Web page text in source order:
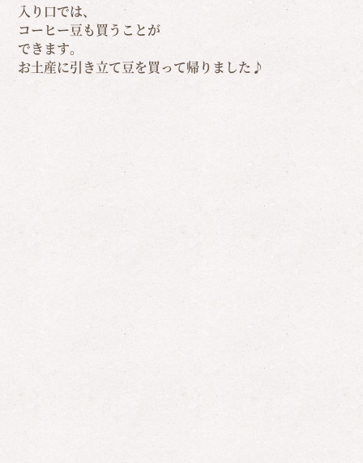
入り口では、
コーヒー豆も買うことが
できます。
お土産に引き立て豆を買って帰りました♪